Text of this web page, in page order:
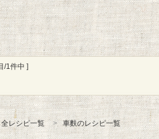
/1件中 ]
全レシピ一覧 車麩のレシピ一覧